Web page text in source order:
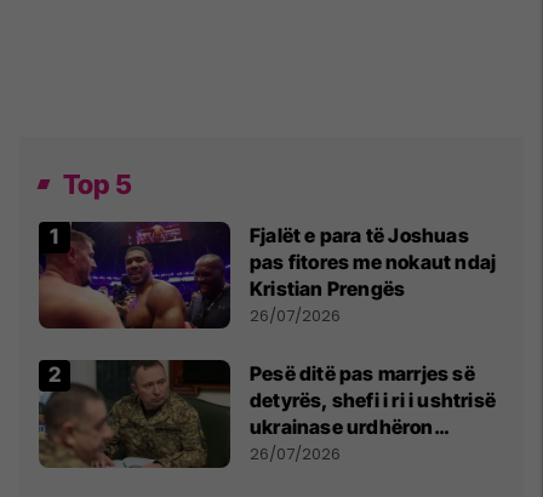
Top 5
Fjalët e para të Joshuas
pas fitores me nokaut ndaj
Kristian Prengës
26/07/2026
Pesë ditë pas marrjes së
detyrës, shefi i ri i ushtrisë
ukrainase urdhëron
kontroll të madh
26/07/2026